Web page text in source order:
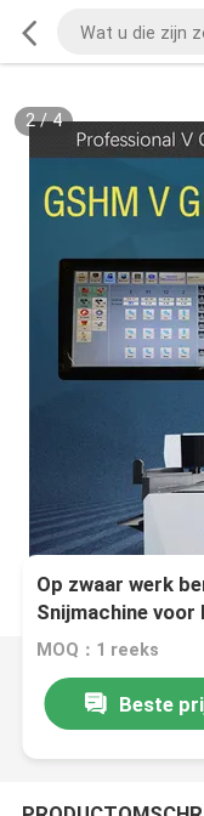
2/4
Op zwaar werk
Snijmachine voor
MOQ：1 reeks
Beste